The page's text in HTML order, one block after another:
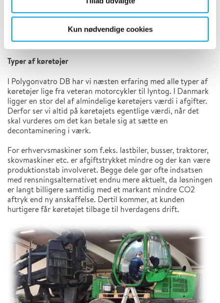
Kun nødvendige cookies
til forureninger opstået ved at køretøjer har stået åben i en
støvflugt. Vi har sikkert ikke set det sidste, og vi kan altid
kontaktes, hvis man står i en udfordring med et forurenet
køretøj.
Typer af køretøjer
I Polygonvatro DB har vi næsten erfaring med alle typer af
køretøjer lige fra veteran motorcykler til lyntog. I Danmark
ligger en stor del af almindelige køretøjers værdi i afgifter.
Derfor ser vi altid på køretøjets egentlige værdi, når det
skal vurderes om det kan betale sig at sætte en
decontaminering i værk.
For erhvervsmaskiner som f.eks. lastbiler, busser, traktorer,
skovmaskiner etc. er afgiftstrykket mindre og der kan være
produktionstab involveret. Begge dele gør ofte indsatsen
med rensningsalternativet endnu mere aktuelt, da løsningen
er langt billigere samtidig med et markant mindre CO2
aftryk end ny anskaffelse. Dertil kommer, at kunden
hurtigere får køretøjet tilbage til hverdagens drift.